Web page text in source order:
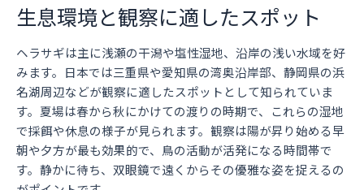
生息環境と観察に適したスポット
ヘラサギは主に浅瀬の干潟や塩性湿地、沿岸の浅い水域を好
みます。日本では三重県や愛知県の湾奥沿岸部、静岡県の浜
名湖周辺などが観察に適したスポットとして知られていま
す。夏場は春から秋にかけての渡りの時期で、これらの湿地
で採餌や休息の様子が見られます。観察は陽が昇り始める早
朝や夕方が最も効果的で、鳥の活動が活発になる時間帯で
す。静かに待ち、双眼鏡で遠くからその優雅な姿を捉えるの